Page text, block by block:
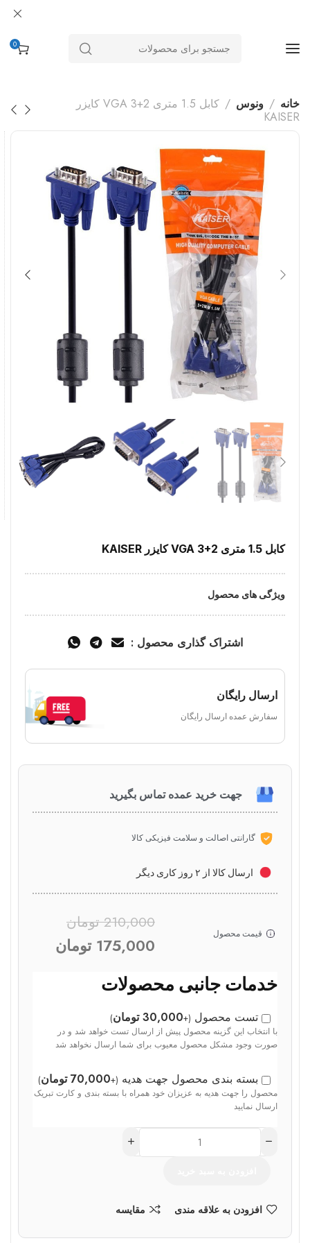
0
خانه ونوس
کابل 1.5 متری VGA 3+2 کایزر
KAISER
کابل 1.5 متری VGA 3+2 کایزر KAISER
ویژگی های محصول
اشتراک گذاری محصول :
ارسال رایگان
سفارش عمده ارسال رایگان
جهت خرید عمده تماس بگیرید
گارانتی اصالت و سلامت فیزیکی کالا
ارسال کالا از ۲ روز کاری دیگر
قیمت محصول
210,000 تومان
175,000 تومان
خدمات جانبی محصولات
تست محصول (
+
30,000 تومان)
با انتخاب این گزینه محصول پیش از ارسال تست خواهد شد و در
صورت وجود مشکل محصول معیوب برای شما ارسال نخواهد شد
بسته بندی محصول جهت هدیه (
+
70,000 تومان)
محصول را جهت هدیه به عزیزان خود همراه با بسته بندی و کارت تبریک
ارسال نمایید
افزودن به علاقه مندی مقایسه